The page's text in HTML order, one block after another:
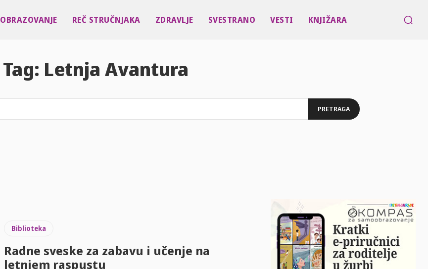
OBRAZOVANJE REČ STRUČNJAKA ZDRAVLJE SVESTRANO VESTI KNJIŽARA
Tag: Letnja Avantura
PRETRAGA
Biblioteka
Radne sveske za zabavu i učenje na
letnjem raspustu